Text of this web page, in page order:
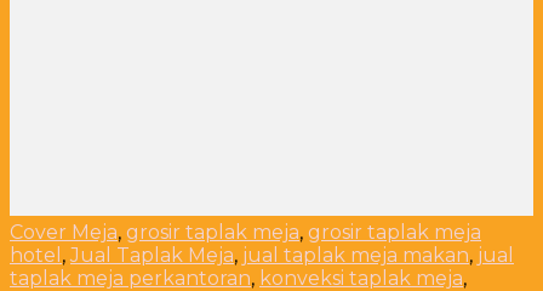
Cover Meja, grosir taplak meja, grosir taplak meja
hotel ,Jual Taplak Meja, jual taplak meja makan, jual
taplak meja perkantoran, konveksi taplak meja,